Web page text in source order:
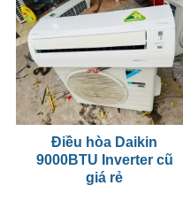
Điều hòa Daikin
9000BTU Inverter cũ
giá rẻ